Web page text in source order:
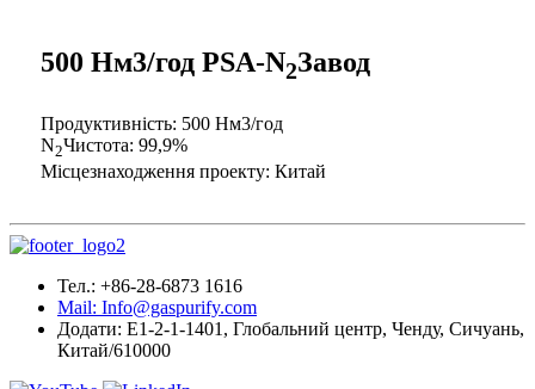
500 Нм3/год PSA-N2Завод
Продуктивність: 500 Нм3/год
N2Чистота: 99,9%
Місцезнаходження проекту: Китай
Тел.: +86-28-6873 1616
Mail: Info@gaspurify.com
Додати: E1-2-1-1401, Глобальний центр, Ченду, Сичуань,
Китай/610000